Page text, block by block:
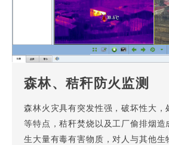
森林、秸秆防火监测
森林火灾具有突发性强，破坏性大，
等特点，秸秆焚烧以及工厂偷排烟造
生大量有毒有害物质，对人与其他生